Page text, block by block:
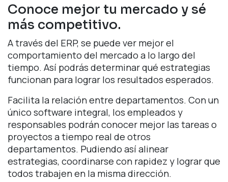
Conoce mejor tu mercado y sé
más competitivo.
A través del ERP, se puede ver mejor el
comportamiento del mercado a lo largo del
tiempo. Así podrás determinar qué estrategias
funcionan para lograr los resultados esperados.
Facilita la relación entre departamentos. Con un
único software integral, los empleados y
responsables podrán conocer mejor las tareas o
proyectos a tiempo real de otros
departamentos. Pudiendo así alinear
estrategias, coordinarse con rapidez y lograr que
todos trabajen en la misma dirección.